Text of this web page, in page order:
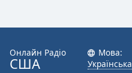
Онлайн Радіо
США
Мова:
Українська